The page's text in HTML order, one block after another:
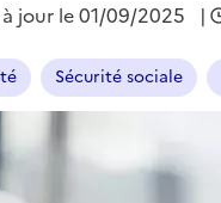
à jour le 01/09/2025 |
Sécurité sociale